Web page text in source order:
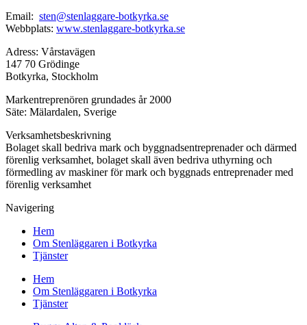
Email: sten@stenlaggare-botkyrka.se
Webbplats: www.stenlaggare-botkyrka.se
Adress: Vårstavägen
147 70 Grödinge
Botkyrka, Stockholm
Markentreprenören grundades år 2000
Säte: Mälardalen, Sverige
Verksamhetsbeskrivning
Bolaget skall bedriva mark och byggnadsentreprenader och därmed
förenlig verksamhet, bolaget skall även bedriva uthyrning och
förmedling av maskiner för mark och byggnads entreprenader med
förenlig verksamhet
Navigering
Hem
Om Stenläggaren i Botkyrka
Tjänster
Hem
Om Stenläggaren i Botkyrka
Tjänster